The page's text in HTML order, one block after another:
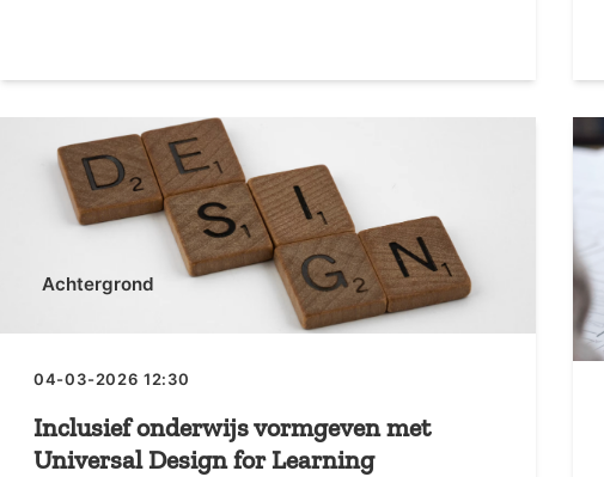
Inclusief onderwijs vormgeven met
Universal Design for Learning
04-03-2026 12:30
Achtergrond